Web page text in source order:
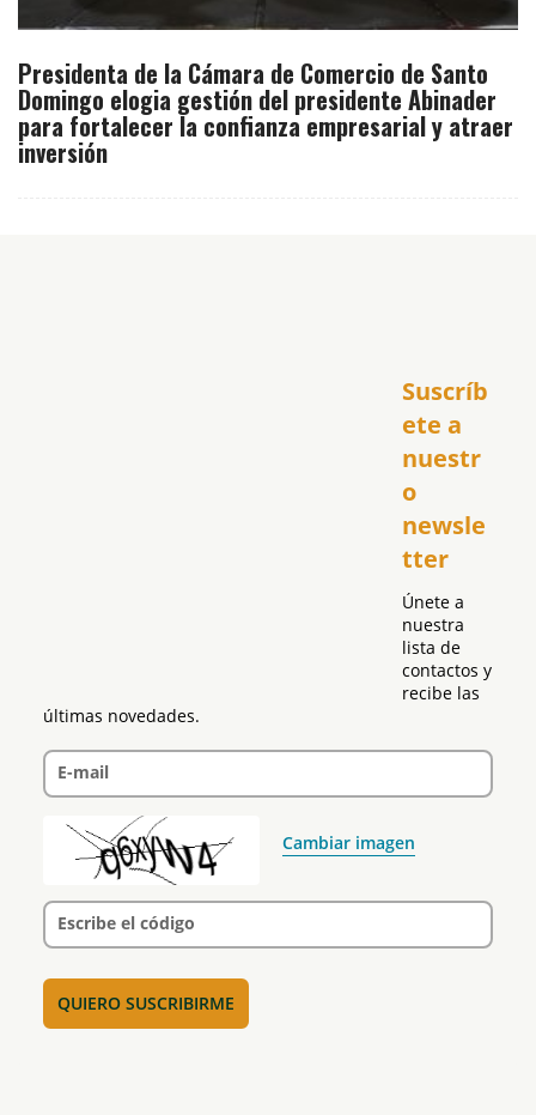
Presidenta de la Cámara de Comercio de Santo
Domingo elogia gestión del presidente Abinader
para fortalecer la confianza empresarial y atraer
inversión
Suscríb
ete a
nuestr
o
newsle
tter
Únete a
nuestra
lista de
contactos y
recibe las
últimas novedades.
E-mail
Cambiar imagen
Escribe el código